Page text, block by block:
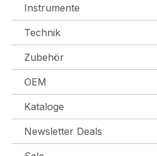
Instrumente
Technik
Zubehör
OEM
Kataloge
Newsletter Deals